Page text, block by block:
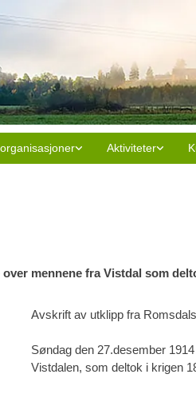
Aktiviteter
mennene fra Vistdal som
Avskrift av utklipp fra
Søndag den 27.desember
Vistdalen, som deltok i krigen